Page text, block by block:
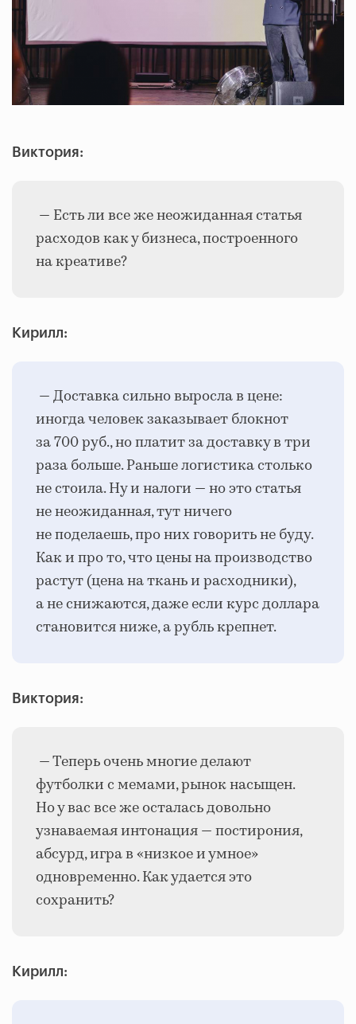
Виктория:
— Есть ли все же неожиданная статья
расходов как у бизнеса, построенного
на креативе?
Кирилл:
— Доставка сильно выросла в цене:
иногда человек заказывает блокнот
за 700 руб., но платит за доставку в три
раза больше. Раньше логистика столько
не стоила. Ну и налоги — но это статья
не неожиданная, тут ничего
не поделаешь, про них говорить не буду.
Как и про то, что цены на производство
растут (цена на ткань и расходники),
а не снижаются, даже если курс доллара
становится ниже, а рубль крепнет.
Виктория:
— Теперь очень многие делают
футболки с мемами, рынок насыщен.
Но у вас все же осталась довольно
узнаваемая интонация — постирония,
абсурд, игра в «низкое и умное»
одновременно. Как удается это
сохранить?
Кирилл: